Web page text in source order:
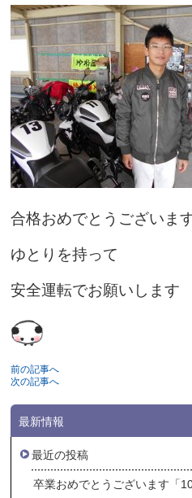
合格おめでとうございま
ゆとりを持って
安全運転でお願いします
前の記事へ
次の記事へ
最新情報
最近の投稿
卒業おめでとうございます「